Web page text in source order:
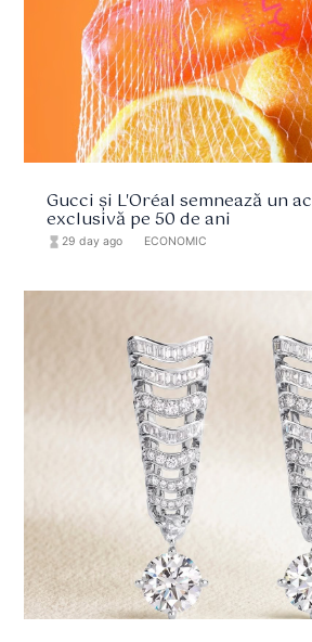
Gucci și L'Oréal semnează un
exclusivă pe 50 de ani
hourglass_full 29 day ago ECONOMIC